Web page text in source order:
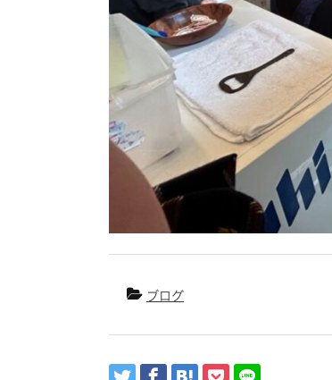
ブログ